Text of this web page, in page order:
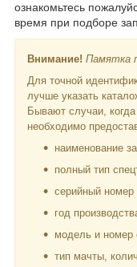
ознакомьтесь
время при подборе
Внимание! Памятка
Для точной
лучше указать
Бывают случаи, когда
необходимо
наименование
полный тип
серийный номер
год
модель и номер
тип мачты,